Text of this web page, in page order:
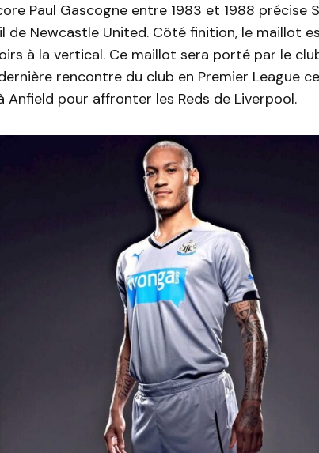
Paul Gascogne entre 1983 et 1988 précise
de Newcastle United. Côté finition, le maillot
à la vertical. Ce maillot sera porté par le
rencontre du club en Premier League
Anfield pour affronter les Reds de Liverpool.